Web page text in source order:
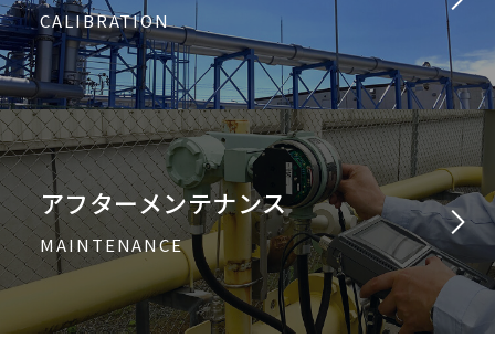
CALIBRATION
アフターメンテナンス
MAINTENANCE